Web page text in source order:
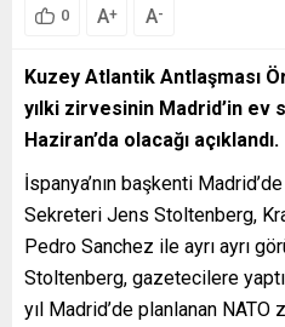
0 A+ A-
Kuzey Atlantik Antlaşması
yılki zirvesinin Madrid’in ev
Haziran’da olacağı açıklandı.
İspanya’nın başkenti
Sekreteri Jens Stoltenberg,
Pedro Sanchez ile ayrı ayrı
Stoltenberg, gazetecilere
yıl Madrid’de planlanan